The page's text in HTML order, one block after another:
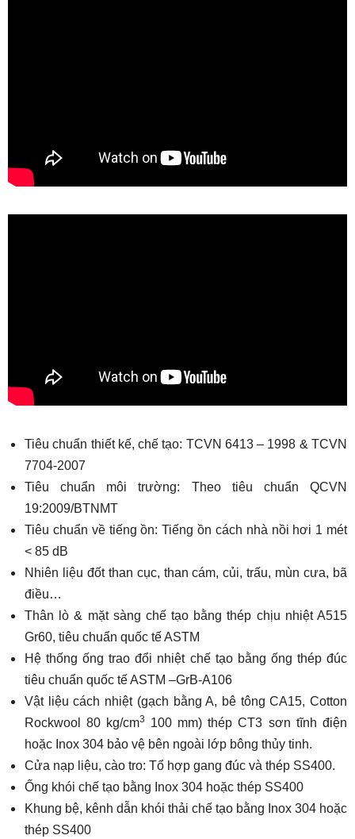
Tiêu chuẩn thiết kế, chế tạo: TCVN 6413 – 1998 & TCVN
7704-2007
Tiêu chuẩn môi trường: Theo tiêu chuẩn QCVN
19:2009/BTNMT
Tiêu chuẩn về tiếng ồn: Tiếng ồn cách nhà nồi hơi 1 mét
< 85 dB
Nhiên liệu đốt than cục, than cám, củi, trấu, mùn cưa, bã
điều…
Thân lò & mặt sàng chế tạo bằng thép chịu nhiệt A515
Gr60, tiêu chuẩn quốc tế ASTM
Hệ thống ống trao đổi nhiệt chế tạo bằng ống thép đúc
tiêu chuẩn quốc tế ASTM –GrB-A106
Vật liệu cách nhiệt (gạch bằng A, bê tông CA15, Cotton
Rockwool 80 kg/cm3 100 mm) thép CT3 sơn tĩnh điện
hoặc Inox 304 bảo vệ bên ngoài lớp bông thủy tinh.
Cửa nạp liệu, cào tro: Tổ hợp gang đúc và thép SS400.
Ống khói chế tạo bằng Inox 304 hoặc thép SS400
Khung bệ, kênh dẫn khói thải chế tạo bằng Inox 304 hoặc
thép SS400